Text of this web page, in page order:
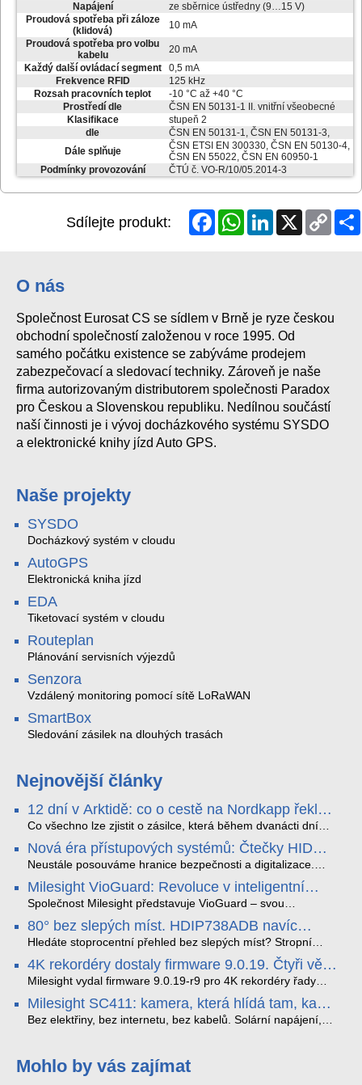
Napájení
ze sběrnice ústředny (9…15 V)
Proudová spotřeba při záloze
(klidová)
10 mA
Proudová spotřeba pro volbu
kabelu
20 mA
Každý další ovládací segment
0,5 mA
Frekvence RFID
125 kHz
Rozsah pracovních teplot
-10 °C až +40 °C
Prostředí dle
ČSN EN 50131-1 II. vnitřní všeobecné
Klasifikace
stupeň 2
dle
ČSN EN 50131-1, ČSN EN 50131-3,
Dále splňuje
ČSN ETSI EN 300330, ČSN EN 50130-4,
ČSN EN 55022, ČSN EN 60950-1
Podmínky provozování
ČTÚ č. VO-R/10/05.2014-3
Sdílejte produkt: FacebookWhatsAppLinkedIn
Copy
Link
O nás
Společnost Eurosat CS se sídlem v Brně je ryze českou
obchodní společností založenou v roce 1995. Od
samého počátku existence se zabýváme prodejem
zabezpečovací a sledovací techniky. Zároveň je naše
firma autorizovaným distributorem společnosti Paradox
pro Českou a Slovenskou republiku. Nedílnou součástí
naší činnosti je i vývoj docházkového systému SYSDO
a elektronické knihy jízd Auto GPS.
Naše projekty
SYSDO
Docházkový systém v cloudu
AutoGPS
Elektronická kniha jízd
EDA
Tiketovací systém v cloudu
Routeplan
Plánování servisních výjezdů
Senzora
Vzdálený monitoring pomocí sítě LoRaWAN
SmartBox
Sledování zásilek na dlouhých trasách
Nejnovější články
12 dní v Arktidě: co o cestě na Nordkapp řekla
data ze SMARTBOX 2 MAX
Co všechno lze zjistit o zásilce, která během dvanácti dní
projede Arktidou? SMARTBOX 2 MAX jsme vzali na trasu z
Tromsø přes Lofoty, Kirunu a finské Laponsko až na
Nordkapp. Bez jediného dobití, v mrazu až −13 °C a mimo
stabilní mobilní signál zaznamenával polohu, teplotu, světlo,
otřesy i náklon. Výsledkem není jen čára na mapě, ale
podrobný datový příběh celé cesty.
Nová éra přístupových systémů: Čtečky HID
Signo
Neustále posouváme hranice bezpečnosti a digitalizace.
Rádi bychom Vám proto představili naši nejnovější nabídku
v oblasti kontroly přístupu – moderní a vysoce univerzální
čtečky HID Signo.
Milesight VioGuard: Revoluce v inteligentní
detekci dopravních přestupků
Společnost Milesight představuje VioGuard – svou
nejnovější proprietární technologii pro pokročilou detekci
dopravních přestupků. Tento systém, poháněný
sofistikovanými algoritmy umělé inteligence (AI), je navržen
tak, aby poskytoval komplexní nástroje pro vymáhání
dopravních předpisů, zvyšoval bezpečnost na silnicích a
optimalizoval plynulost dopravy v moderních městech.
80° bez slepých míst. HDIP738ADB navíc
streamuje na YouTube – bez PC.
Hledáte stoprocentní přehled bez slepých míst? Stropní
panoramatická kamera HDIP738ADB skládá obraz ze dvou
4MP senzorů SONY do jednoho čistého 180° záběru bez
zkreslení. K tomu přidává AI detekci osob a vozidel,
obousměrný zvuk a unikátní možnost přímého vysílání na
YouTube – bez běžícího počítače.
4K rekordéry dostaly firmware 9.0.19. Čtyři věci,
které musíte vědět.
Milesight vydal firmware 9.0.19-r9 pro 4K rekordéry řady
H.265. Pokud tyhle systémy instalujete, jsou tu čtyři věci,
které vám zjednoduší práci – a jedna z nich vám ušetří
spoustu zbytečných výjezdů k zákazníkům.
Milesight SC411: kamera, která hlídá tam, kam
kabel nedosáhne
Bez elektřiny, bez internetu, bez kabelů. Solární napájení,
váš telefon. Podívejte se na video.
Mohlo by vás zajímat